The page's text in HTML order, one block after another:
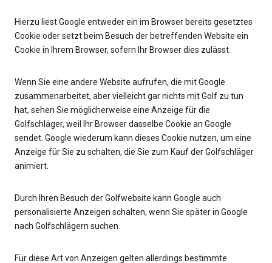
Hierzu liest Google entweder ein im Browser bereits gesetztes
Cookie oder setzt beim Besuch der betreffenden Website ein
Cookie in Ihrem Browser, sofern Ihr Browser dies zulässt.
Wenn Sie eine andere Website aufrufen, die mit Google
zusammenarbeitet, aber vielleicht gar nichts mit Golf zu tun
hat, sehen Sie möglicherweise eine Anzeige für die
Golfschläger, weil Ihr Browser dasselbe Cookie an Google
sendet. Google wiederum kann dieses Cookie nutzen, um eine
Anzeige für Sie zu schalten, die Sie zum Kauf der Golfschläger
animiert.
Durch Ihren Besuch der Golfwebsite kann Google auch
personalisierte Anzeigen schalten, wenn Sie später in Google
nach Golfschlägern suchen.
Für diese Art von Anzeigen gelten allerdings bestimmte